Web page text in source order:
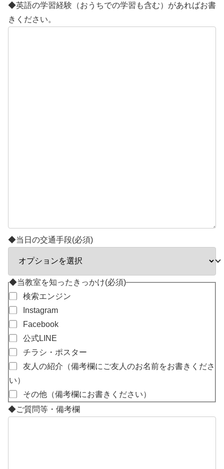
◆英語の学習経験（おうちでの学習も含む）があればお書
きください。
◆当日の交通手段(必須)
◆当教室を知ったきっかけ(必須)
検索エンジン
Instagram
Facebook
公式LINE
チラシ・ポスター
友人の紹介（備考欄にご友人のお名前をお書きくださ
い）
その他（備考欄にお書きください）
◆ご質問等・備考欄